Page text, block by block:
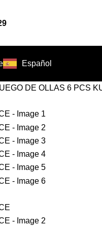
Español
DE OLLAS 6 PCS